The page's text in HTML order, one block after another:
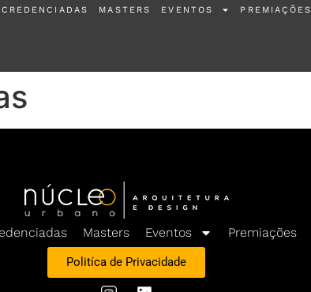
MASTERS EVENTOS PREMIAÇÕES
Masters Eventos Premiações
Politíca de Privacidade